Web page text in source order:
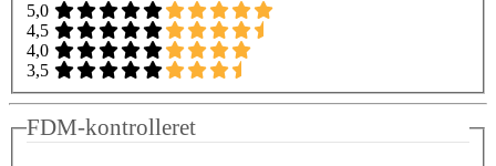
5,0
4,5
4,0
3,5
FDM-kontrolleret